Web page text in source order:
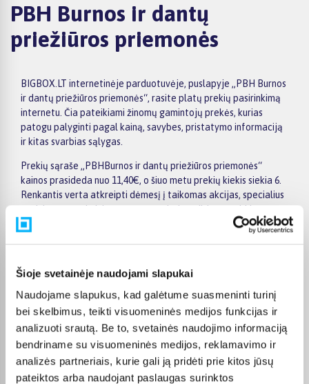
Šioje svetainėje naudojami slapukai
Naudojame slapukus, kad galėtume suasmeninti turinį
bei skelbimus, teikti visuomeninės medijos funkcijas ir
analizuoti srautą. Be to, svetainės naudojimo informaciją
bendriname su visuomeninės medijos, reklamavimo ir
analizės partneriais, kurie gali ją pridėti prie kitos jūsų
pateiktos arba naudojant paslaugas surinktos
PBH Burnos ir dantų
priežiūros priemonės
BIGBOX.LT internetinėje parduotuvėje, puslapyje „PBH Burnos
ir dantų priežiūros priemonės“, rasite platų prekių pasirinkimą
internetu. Čia pateikiami žinomų gamintojų prekės, kurias
patogu palyginti pagal kainą, savybes, pristatymo informaciją
ir kitas svarbias sąlygas.
Prekių sąraše „PBHBurnos ir dantų priežiūros priemonės“
kainos prasideda nuo 11,40€, o šiuo metu prekių kiekis siekia 6.
Renkantis verta atkreipti dėmesį į taikomas akcijas, specialius
pasiūlymus, techninius parametrus bei papildomas pirkimo
sąlygas, kad būtų lengviau išsirinkti geriausiai jūsų poreikius
susiaurinti asortimentą ir greičiau rasti tinkamą prekę.
Peržiūrėkite „PBHBurnos ir dantų priežiūros priemonės“
pasiūlymus BIGBOX.LT, palyginkite prekes ir pirkite internetu
patogiai. Pasirinktą prekę pristatysime per jos aprašyme
nurodytą terminą.